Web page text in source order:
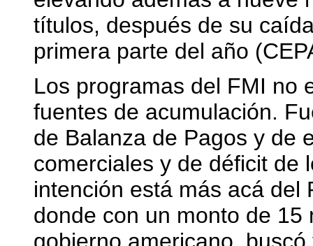
títulos, después de su
primera parte del año
Los programas del FMI no
fuentes de acumulación.
de Balanza de Pagos y de
comerciales y de déficit de
intención está más acá del
donde con un monto de